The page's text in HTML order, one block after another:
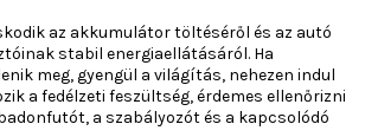
az akkumulátor töltéséről és az autó
stabil energiaellátásáról. Ha
meg, gyengül a világítás, nehezen indul
a fedélzeti feszültség, érdemes ellenőrizni
a szabályozót és a kapcsolódó